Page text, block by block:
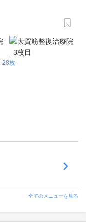
28枚
全てのメニューを見る